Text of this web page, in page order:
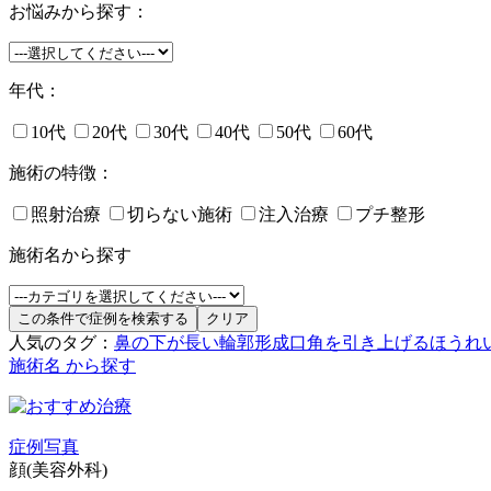
お悩みから探す：
年代：
10代 20代 30代 40代 50代 60代
施術の特徴：
照射治療 切らない施術 注入治療 プチ整形
施術名から探す
人気のタグ： 鼻の下が長い輪郭形成口角を引き上げるほうれ
施術名 から探す
症例写真
顔(美容外科)